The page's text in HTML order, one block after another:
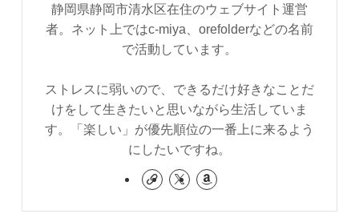
静岡県静岡市清水区在住のウェブサイト運営
者。ネット上ではc-miya、orefolderなどの名前
で活動しています。
ストレスに弱いので、できるだけ好きなことだ
けをして生きたいと思いながら生活していま
す。「楽しい」が優先順位の一番上に来るよう
にしたいですね。